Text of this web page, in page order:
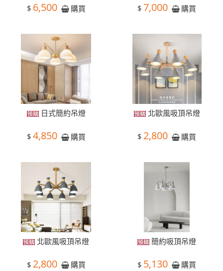
$ 6,500 購買 $ 7,000 購買
日式簡約吊燈
$ 4,850 購買
北歐風吸頂吊燈
$ 2,800 購買
北歐風吸頂吊燈
$ 2,800 購買
簡約吸頂吊燈
$ 5,130 購買